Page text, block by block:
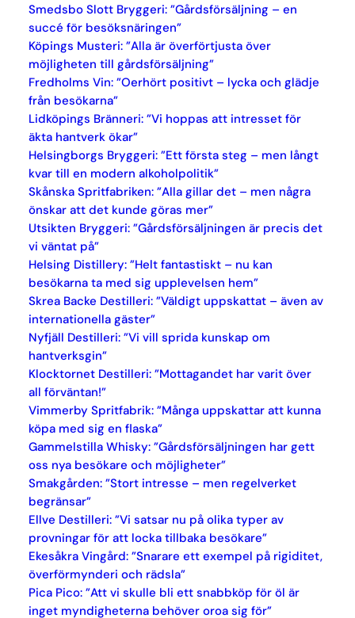
Smedsbo Slott Bryggeri: ”Gårdsförsäljning – en
succé för besöksnäringen”
Köpings Musteri: ”Alla är överförtjusta över
möjligheten till gårdsförsäljning”
Fredholms Vin: ”Oerhört positivt – lycka och glädje
från besökarna”
Lidköpings Bränneri: ”Vi hoppas att intresset för
äkta hantverk ökar”
Helsingborgs Bryggeri: ”Ett första steg – men långt
kvar till en modern alkoholpolitik”
Skånska Spritfabriken: ”Alla gillar det – men några
önskar att det kunde göras mer”
Utsikten Bryggeri: ”Gårdsförsäljningen är precis det
vi väntat på”
Helsing Distillery: ”Helt fantastiskt – nu kan
besökarna ta med sig upplevelsen hem”
Skrea Backe Destilleri: ”Väldigt uppskattat – även av
internationella gäster”
Nyfjäll Destilleri: ”Vi vill sprida kunskap om
hantverksgin”
Klocktornet Destilleri: ”Mottagandet har varit över
all förväntan!”
Vimmerby Spritfabrik: ”Många uppskattar att kunna
köpa med sig en flaska”
Gammelstilla Whisky: ”Gårdsförsäljningen har gett
oss nya besökare och möjligheter”
Smakgården: ”Stort intresse – men regelverket
begränsar”
Ellve Destilleri: ”Vi satsar nu på olika typer av
provningar för att locka tillbaka besökare”
Ekesåkra Vingård: ”Snarare ett exempel på rigiditet,
överförmynderi och rädsla”
Pica Pico: ”Att vi skulle bli ett snabbköp för öl är
inget myndigheterna behöver oroa sig för”